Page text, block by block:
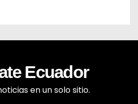
Ecuador
en un solo sitio.